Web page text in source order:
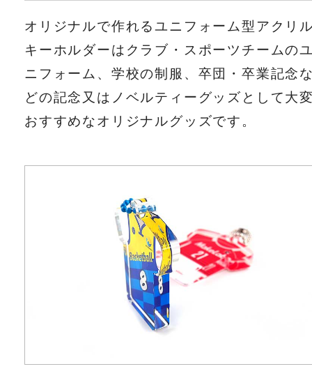
オリジナルで作れるユニフォーム型アクリ
キーホルダーはクラブ・スポーツチームの
ニフォーム、学校の制服、卒団・卒業記念
どの記念又はノベルティーグッズとして大
おすすめなオリジナルグッズです。